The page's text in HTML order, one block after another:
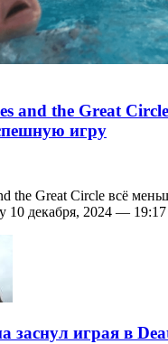
and the Great
игру
the Great Circle всё
10 декабря, 2024 — 19:17
заснул играя в